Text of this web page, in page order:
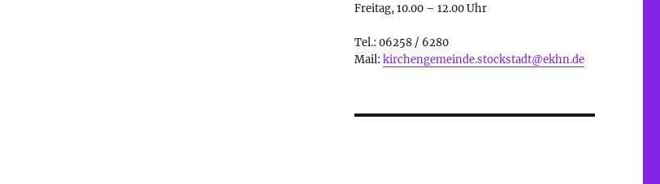
Freitag, 10.00 – 12.00 Uhr
Tel.: 06258 / 6280
Mail: kirchengemeinde.stockstadt@ekhn.de